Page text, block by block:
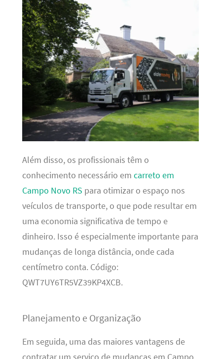
Além disso, os profissionais têm o
conhecimento necessário em carreto em
Campo Novo RS para otimizar o espaço nos
veículos de transporte, o que pode resultar em
uma economia significativa de tempo e
dinheiro. Isso é especialmente importante para
mudanças de longa distância, onde cada
centímetro conta. Código:
QWT7UY6TR5VZ39KP4XCB.
Planejamento e Organização
Em seguida, uma das maiores vantagens de